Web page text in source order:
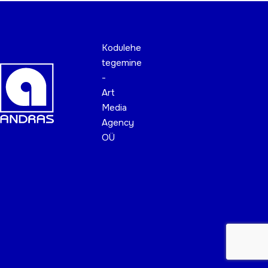
Kodulehe
tegemine
-
Art
Media
Agency
OÜ